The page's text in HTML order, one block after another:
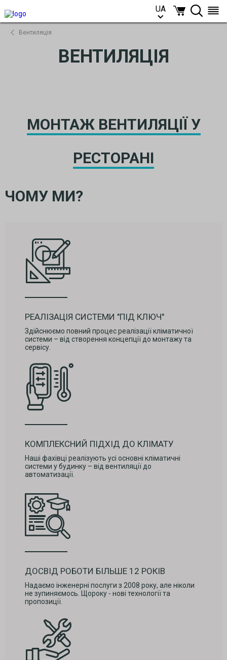
UA
Вентиляція
ВЕНТИЛЯЦІЯ
МОНТАЖ ВЕНТИЛЯЦІЇ У
РЕСТОРАНІ
ЧОМУ МИ?
РЕАЛІЗАЦІЯ СИСТЕМИ "ПІД КЛЮЧ"
Здійснюємо повний процес реалізації кліматичної
системи – від створення концепції до монтажу та
сервісу.
КОМПЛЕКСНИЙ ПІДХІД ДО КЛІМАТУ
Наші фахівці реалізують усі основні кліматичні
системи у будинку – від вентиляції до
автоматизації.
ДОСВІД РОБОТИ БІЛЬШЕ 12 РОКІВ
Надаємо інженерні послуги з 2008 року, але ніколи
не зупиняємось. Щороку - нові технології та
пропозиції.